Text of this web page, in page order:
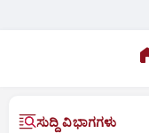
ಸುದ್ದಿ ವಿಭಾಗಗಳು